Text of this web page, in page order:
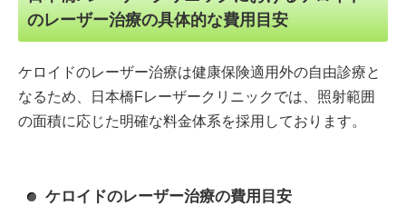
のレーザー治療の具体的な費用目安
ケロイドのレーザー治療は健康保険適用外の自由診療と
なるため、日本橋Fレーザークリニックでは、照射範囲
の面積に応じた明確な料金体系を採用しております。
ケロイドのレーザー治療の費用目安